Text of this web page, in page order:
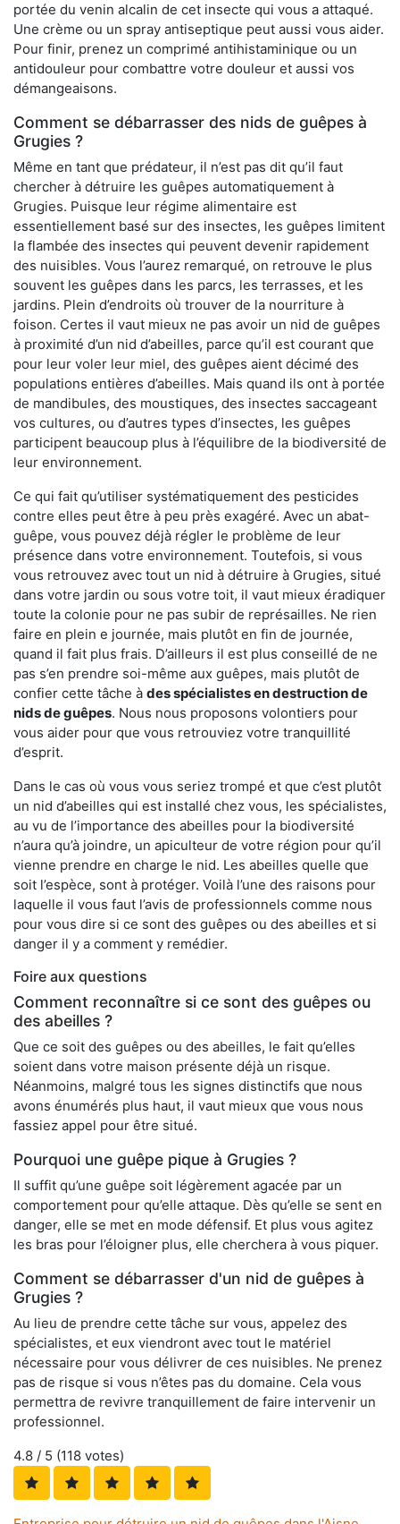
portée du venin alcalin de cet insecte qui vous a attaqué.
Une crème ou un spray antiseptique peut aussi vous aider.
Pour finir, prenez un comprimé antihistaminique ou un
antidouleur pour combattre votre douleur et aussi vos
démangeaisons.
Comment se débarrasser des nids de guêpes à
Grugies ?
Même en tant que prédateur, il n’est pas dit qu’il faut
chercher à détruire les guêpes automatiquement à
Grugies. Puisque leur régime alimentaire est
essentiellement basé sur des insectes, les guêpes limitent
la flambée des insectes qui peuvent devenir rapidement
des nuisibles. Vous l’aurez remarqué, on retrouve le plus
souvent les guêpes dans les parcs, les terrasses, et les
jardins. Plein d’endroits où trouver de la nourriture à
foison. Certes il vaut mieux ne pas avoir un nid de guêpes
à proximité d’un nid d’abeilles, parce qu’il est courant que
pour leur voler leur miel, des guêpes aient décimé des
populations entières d’abeilles. Mais quand ils ont à portée
de mandibules, des moustiques, des insectes saccageant
vos cultures, ou d’autres types d’insectes, les guêpes
participent beaucoup plus à l’équilibre de la biodiversité de
leur environnement.
Ce qui fait qu’utiliser systématiquement des pesticides
contre elles peut être à peu près exagéré. Avec un abat-
guêpe, vous pouvez déjà régler le problème de leur
présence dans votre environnement. Toutefois, si vous
vous retrouvez avec tout un nid à détruire à Grugies, situé
dans votre jardin ou sous votre toit, il vaut mieux éradiquer
toute la colonie pour ne pas subir de représailles. Ne rien
faire en plein e journée, mais plutôt en fin de journée,
quand il fait plus frais. D’ailleurs il est plus conseillé de ne
pas s’en prendre soi-même aux guêpes, mais plutôt de
confier cette tâche à des spécialistes en destruction de
nids de guêpes. Nous nous proposons volontiers pour
vous aider pour que vous retrouviez votre tranquillité
d’esprit.
Dans le cas où vous vous seriez trompé et que c’est plutôt
un nid d’abeilles qui est installé chez vous, les spécialistes,
au vu de l’importance des abeilles pour la biodiversité
n’aura qu’à joindre, un apiculteur de votre région pour qu’il
vienne prendre en charge le nid. Les abeilles quelle que
soit l’espèce, sont à protéger. Voilà l’une des raisons pour
laquelle il vous faut l’avis de professionnels comme nous
pour vous dire si ce sont des guêpes ou des abeilles et si
danger il y a comment y remédier.
Foire aux questions
Comment reconnaître si ce sont des guêpes ou
des abeilles ?
Que ce soit des guêpes ou des abeilles, le fait qu’elles
soient dans votre maison présente déjà un risque.
Néanmoins, malgré tous les signes distinctifs que nous
avons énumérés plus haut, il vaut mieux que vous nous
fassiez appel pour être situé.
Pourquoi une guêpe pique à Grugies ?
Il suffit qu’une guêpe soit légèrement agacée par un
comportement pour qu’elle attaque. Dès qu’elle se sent en
danger, elle se met en mode défensif. Et plus vous agitez
les bras pour l’éloigner plus, elle cherchera à vous piquer.
Comment se débarrasser d'un nid de guêpes à
Grugies ?
Au lieu de prendre cette tâche sur vous, appelez des
spécialistes, et eux viendront avec tout le matériel
nécessaire pour vous délivrer de ces nuisibles. Ne prenez
pas de risque si vous n’êtes pas du domaine. Cela vous
permettra de revivre tranquillement de faire intervenir un
professionnel.
4.8 / 5 (118 votes)